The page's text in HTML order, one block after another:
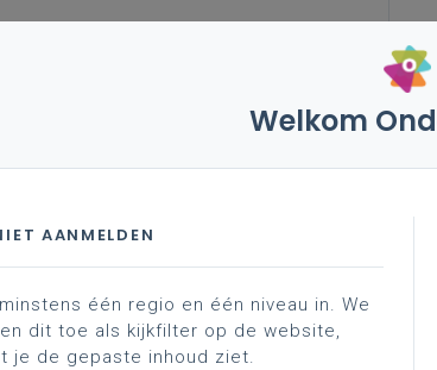
Welkom
AANMELDEN
één regio en één niveau in. We
dit toe als kijkfilter op de website,
je de gepaste inhoud ziet.